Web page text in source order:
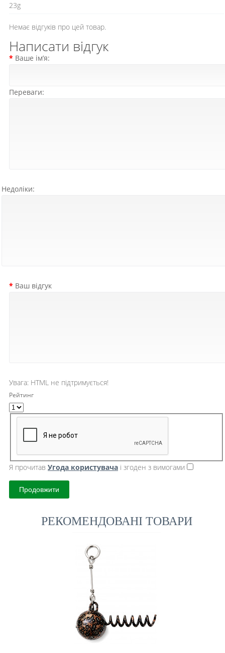
23g
Немає відгуків про цей товар.
Написати відгук
Ваше ім’я:
Переваги:
Недоліки:
Ваш відгук
Увага: HTML не підтримується!
Рейтинг
Я прочитав Угода користувача і згоден з вимогами
Продовжити
РЕКОМЕНДОВАНІ ТОВАРИ